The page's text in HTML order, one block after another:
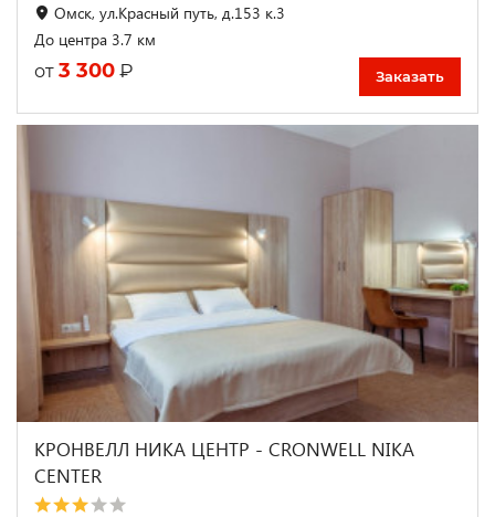
Омск, ул.Красный путь, д.153 к.3
До центра 3.7 км
от 3 300 ₽ Заказать
КРОНВЕЛЛ НИКА ЦЕНТР - CRONWELL NIKA
CENTER